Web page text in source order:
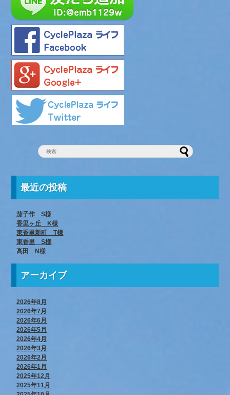
最近の投稿
茄子作 S様
香里ヶ丘 K様
東香里新町 T様
東香里 S様
高田 N様
アーカイブ
2026年8月
2026年7月
2026年6月
2026年5月
2026年4月
2026年3月
2026年2月
2026年1月
2025年12月
2025年11月